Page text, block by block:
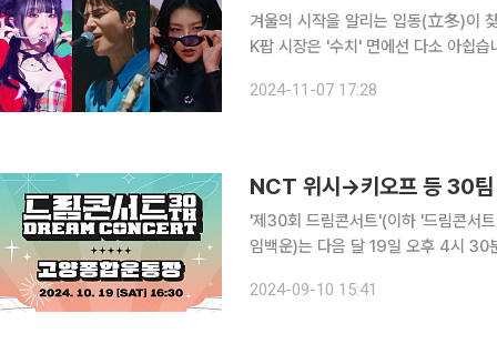
겨울의 시작을 알리는 입동(立冬)이 찾아
K팝 시장은 '수치' 면에선 다소 아쉽
2024-11-07 17:28
NCT 위시→키오프 등 30
'제30회 드림콘서트'(이하 '드림콘서트')의 라인업이 공개
임백운)는 다음 달 19일 오후 4시 30
이커스, 어센트, 에잇턴, 엑스디너리
2024-09-10 15:41